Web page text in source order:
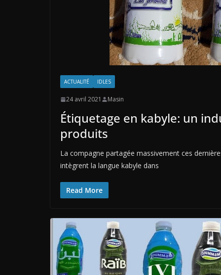
ACTUALITÉ IDLES
24 avril 2021 Masin
Étiquetage en kabyle: un
produits
La compagne partagée massivement ces
intègrent la langue kabyle dans
Read More